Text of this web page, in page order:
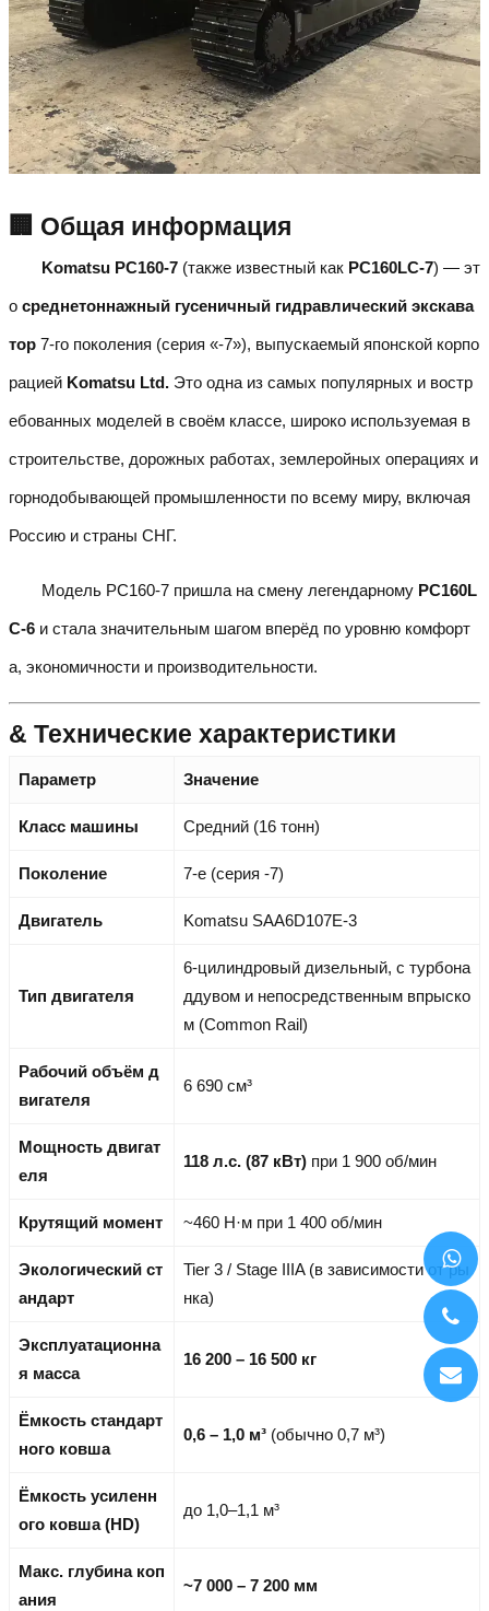
🏢 Общая информация
Komatsu PC160-7 (также известный как PC160LC-7) — эт
о среднетоннажный гусеничный гидравлический экскава
тор 7-го поколения (серия «-7»), выпускаемый японской корпо
рацией Komatsu Ltd. Это одна из самых популярных и востр
ебованных моделей в своём классе, широко используемая в
строительстве, дорожных работах, землеройных операциях и
горнодобывающей промышленности по всему миру, включая
Россию и страны СНГ.
Модель PC160-7 пришла на смену легендарному PC160L
C-6 и стала значительным шагом вперёд по уровню комфорт
а, экономичности и производительности.
& Технические характеристики
Параметр Значение
Класс машины Средний (16 тонн)
Поколение 7-е (серия -7)
Двигатель Komatsu SAA6D107E-3
Тип двигателя
6-цилиндровый дизельный, с турбона
ддувом и непосредственным впрыско
м (Common Rail)
Рабочий объём д
вигателя
6 690 см³
Мощность двигат
еля
118 л.с. (87 кВт) при 1 900 об/мин
Крутящий момент ~460 Н·м при 1 400 об/мин
Экологический ст
андарт
Tier 3 / Stage IIIA (в зависимости от ры
нка)
Эксплуатационна
я масса
16 200 – 16 500 кг
Ёмкость стандарт
ного ковша
0,6 – 1,0 м³ (обычно 0,7 м³)
Ёмкость усиленн
ого ковша (HD)
до 1,0–1,1 м³
Макс. глубина коп
ания
~7 000 – 7 200 мм